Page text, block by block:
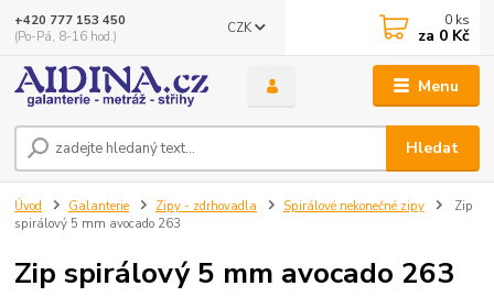
Menu
CZK
Hledat
+420 777 153 450
(Po-Pá, 8-16 hod.)
0 ks
za 0 Kč
Úvod Galanterie Zipy - zdrhovadla Spirálové nekonečné zipy
Zip
spirálový 5 mm avocado 263
Zip spirálový 5 mm avocado 263